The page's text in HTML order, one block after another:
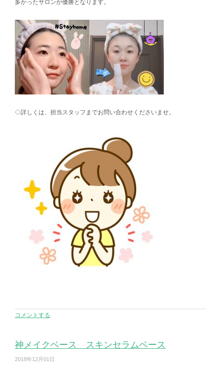
多かったサロンが優勝となります。
◇詳しくは、担当スタッフまでお問い合わせくださいませ。
コメントする
神メイクベース スキンセラムベース
2018年12月01日